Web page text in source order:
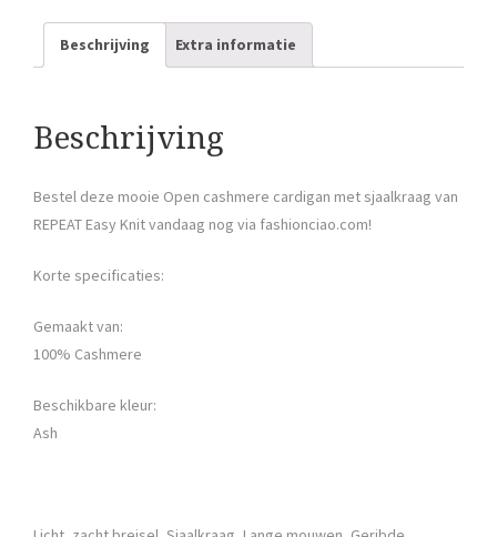
Beschrijving Extra informatie
Beschrijving
Bestel deze mooie Open cashmere cardigan met sjaalkraag van
REPEAT Easy Knit vandaag nog via fashionciao.com!
Korte specificaties:
Gemaakt van:
100% Cashmere
Beschikbare kleur:
Ash